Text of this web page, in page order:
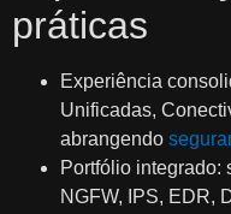
práticas
Experiência
Unificadas,
abrangendo
Portfólio integrado:
NGFW, IPS, EDR,